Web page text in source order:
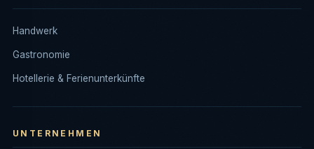
Handwerk
Gastronomie
Hotellerie & Ferienunterkünfte
UNTERNEHMEN